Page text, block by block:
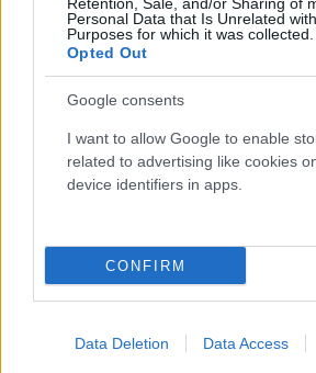
Personal Data that Is Unrelated
Purposes for which it was collected.
Opted Out
Google consents
I want to allow Google to enable
related to advertising like cookies
device identifiers in apps.
CONFIRM
Data Deletion Data Access
21.07.2026 11:45